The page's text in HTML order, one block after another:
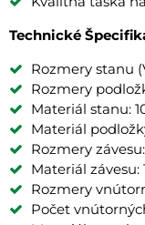
Technické
Rozmery stanu
Rozmery
Materiál stanu:
Materiál
Rozmery
Materiál závesu:
Rozmery
Počet